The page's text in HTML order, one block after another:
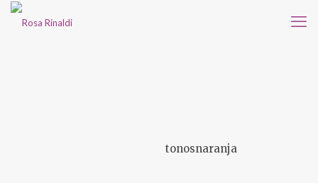
tonosnaranja